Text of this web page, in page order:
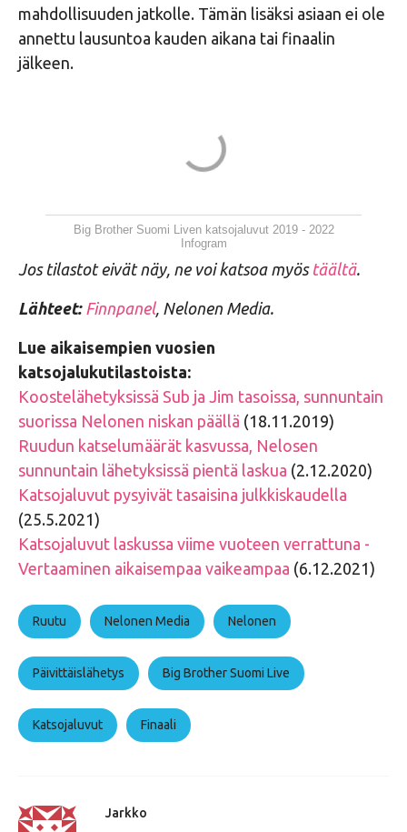
mahdollisuuden jatkolle. Tämän lisäksi asiaan ei ole
annettu lausuntoa kauden aikana tai finaalin
jälkeen.
Big Brother Suomi Liven katsojaluvut 2019 - 2022
Infogram
Jos tilastot eivät näy, ne voi katsoa myös täältä.
Lähteet: Finnpanel, Nelonen Media.
Lue aikaisempien vuosien
katsojalukutilastoista:
Koostelähetyksissä Sub ja Jim tasoissa, sunnuntain
suorissa Nelonen niskan päällä (18.11.2019)
Ruudun katselumäärät kasvussa, Nelosen
sunnuntain lähetyksissä pientä laskua (2.12.2020)
Katsojaluvut pysyivät tasaisina julkkiskaudella
(25.5.2021)
Katsojaluvut laskussa viime vuoteen verrattuna -
Vertaaminen aikaisempaa vaikeampaa (6.12.2021)
Ruutu Nelonen Media Nelonen
Päivittäislähetys Big Brother Suomi Live
Katsojaluvut Finaali
Jarkko